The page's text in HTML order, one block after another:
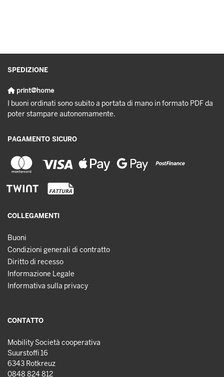
SPEDIZIONE
print@home
I buoni ordinati sono subito a portata di mano in formato PDF da
poter stampare autonomamente.
PAGAMENTO SICURO
COLLEGAMENTI
Buoni
Condizioni generali di contratto
Diritto di recesso
Informazione Legale
Informativa sulla privacy
CONTATTO
Mobility Società cooperativa
Suurstoffi 16
6343 Rotkreuz
0848 824 812